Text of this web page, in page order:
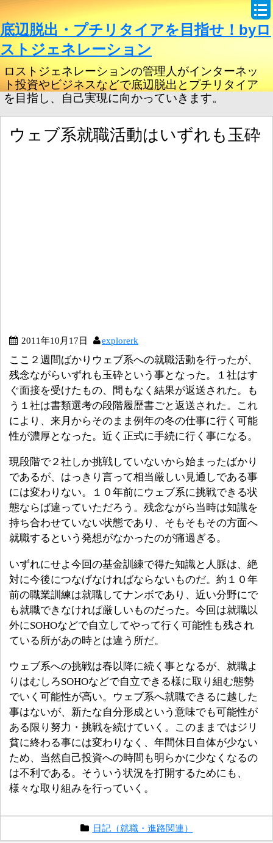
底辺脱出・プチリタイアを目指せ！byロ
ストジェネレーション
ロストジェネレーションの管理人がインターネッ
ト投資やビジネスなどで底辺脱出とプチリタイア
を目指し、自己実現に向かっていきます。
ウェブ系就職活動はいずれも玉砕
2011年10月17日 explorerk
ここ２週間ばかりウェブ系への就職活動を行ったが、
残念ながらいずれも玉砕という事となった。１社はす
ぐ面接を受けたもの、間もなく結果が返送された。も
う１社は書類選考の段階履歴書ごと返送された。これ
により、来月からそのまま例年の冬の仕事に行く可能
性が濃厚となった。近く正式に手続に行く事になる。
現段階で２社しか挑戦していないから始まったばかり
であるが、はっきり言って相当厳しい見通しである事
には変わりない。１０年前にウェブ系に挑戦できる状
態ならば違っていただろう。残念ながら当時は知識を
持ち合わせていない状態であり、そもそもその方面へ
就職するという発想がなかったのが痛過ぎる。
いずれにせよ今回の基金訓練で得た知識と人脈は、絶
対に今後につなげなければならないものだ。約１０年
前の職業訓練は就職してナンボであり、近い分野にで
も就職できなければ厳しいものだった。今回は就職以
外にSOHOなどで自立してやって行く可能性も残され
ている所があの時とは違う所だ。
ウェブ系への挑戦は春以降に続く事となるが、就職よ
りはむしろSOHOなどで自立できる様に取り組む態勢
でいく可能性が高い。ウェブ系へ就職できるに越した
事はないが、新たな自分形成という意味でも可能性が
ある限り努力・挑戦を続けていく。このままではジリ
貧に終わる事には変わりなく、年間休日自体が少ない
ため、当然自己投資への時間も明らかに少なくなるの
は不利である。そういう状況を打開するためにも、
様々な取り組みを行っていく。
日記（就職・進路関連）